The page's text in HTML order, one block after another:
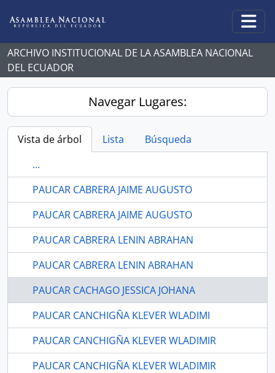
ARCHIVO INSTITUCIONAL DE LA ASAMBLEA NACIONAL
DEL ECUADOR
Navegar Lugares:
Vista de árbol Lista
Búsqueda
...
PAUCAR CABRERA JAIME AUGUSTO
PAUCAR CABRERA JAIME AUGUSTO
PAUCAR CABRERA LENIN ABRAHAN
PAUCAR CABRERA LENIN ABRAHAN
PAUCAR CACHAGO JESSICA JOHANA
PAUCAR CANCHIGÑA KLEVER WLADIMI
PAUCAR CANCHIGÑA KLEVER WLADIMIR
PAUCAR CANCHIGÑA KLEVER WLADIMIR